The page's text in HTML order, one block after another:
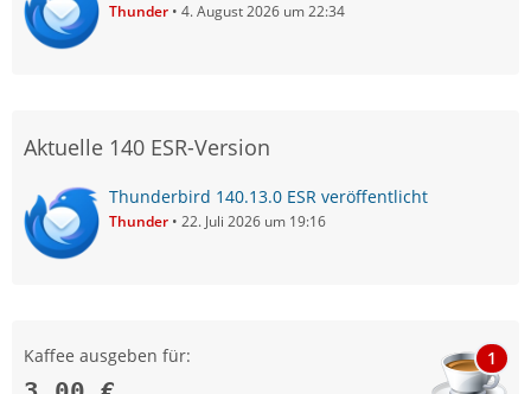
Thunder 4. August 2026 um 22:34
Aktuelle 140 ESR-Version
Thunderbird 140.13.0 ESR veröffentlicht
Thunder 22. Juli 2026 um 19:16
Kaffee ausgeben für: 1